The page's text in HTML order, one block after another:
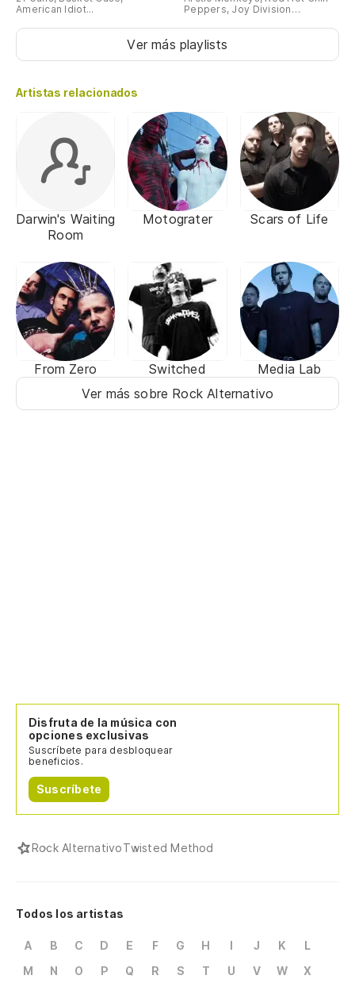
American Idiot...
Peppers, Joy Division…
Ver más playlists
Artistas relacionados
Darwin's Waiting
Room
Motograter Scars of Life
From Zero Switched
Media Lab
Ver más sobre Rock Alternativo
Disfruta de la música con
opciones exclusivas
Suscríbete para desbloquear
beneficios.
Suscríbete
Rock AlternativoTwisted Method
Todos los artistas
A B C D E F G H I J K
L
M
N O P Q R S T U V W
X